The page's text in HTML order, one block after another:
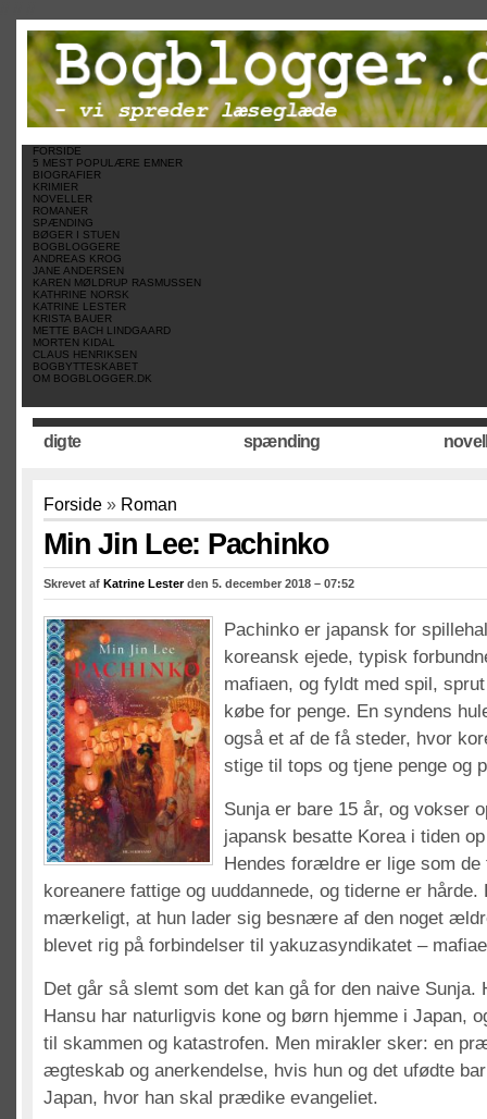
FORSIDE
5 MEST POPULÆRE EMNER
BIOGRAFIER
KRIMIER
NOVELLER
ROMANER
SPÆNDING
BØGER I STUEN
BOGBLOGGERE
ANDREAS KROG
JANE ANDERSEN
KAREN MØLDRUP RASMUSSEN
KATHRINE NORSK
KATRINE LESTER
KRISTA BAUER
METTE BACH LINDGAARD
MORTEN KIDAL
CLAUS HENRIKSEN
BOGBYTTESKABET
OM BOGBLOGGER.DK
digte spænding
Forside » Roman
Min Jin Lee: Pachinko
Skrevet af Katrine Lesterden 5. december 2018 – 07:52
Pachinko er japansk for
koreansk ejede, typisk
mafiaen, og fyldt med spil,
købe for penge. En syndens
også et af de få steder, hvor
stige til tops og tjene penge og
Sunja er bare 15 år, og vokser
japansk besatte Korea i tiden
Hendes forældre er lige som de
koreanere fattige og uuddannede, og tiderne er
mærkeligt, at hun lader sig besnære af den noget
blevet rig på forbindelser til yakuzasyndikatet –
Det går så slemt som det kan gå for den naive Sunja.
Hansu har naturligvis kone og børn hjemme i Japan,
til skammen og katastrofen. Men mirakler sker: en
ægteskab og anerkendelse, hvis hun og det ufødte
Japan, hvor han skal prædike evangeliet.